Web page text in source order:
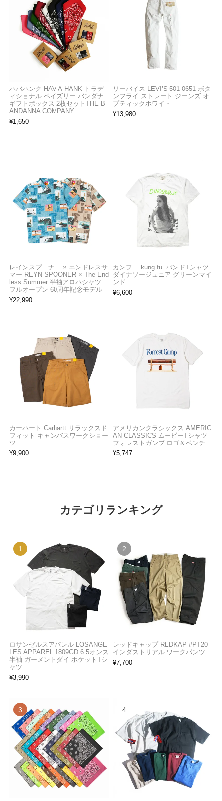
ハバハンク HAV-A-HANK トラデ
ィショナル ペイズリー バンダナ
ギフトボックス 2枚セットTHE B
ANDANNA COMPANY
¥1,650
リーバイス LEVI’S 501-0651 ボタ
ンフライ ストレート ジーンズ オ
プティックホワイト
¥13,980
レインスプーナー × エンドレスサ
マー REYN SPOONER × The End
less Summer 半袖アロハシャツ
フルオープン 60周年記念モデル
¥22,990
カンフー kung fu. バンドTシャツ
ダイナソージュニア グリーンマイ
ンド
¥6,600
カーハート Carhartt リラックスド
フィット キャンバスワークショー
ツ
¥9,900
アメリカンクラシックス AMERIC
AN CLASSICS ムービーTシャツ
フォレストガンプ ロゴ＆ベンチ
¥5,747
カテゴリランキング
ロサンゼルスアパレル LOSANGE
LES APPAREL 1809GD 6.5オンス
半袖 ガーメントダイ ポケットTシ
ャツ
¥3,990
レッドキャップ REDKAP #PT20
インダストリアル ワークパンツ
¥7,700